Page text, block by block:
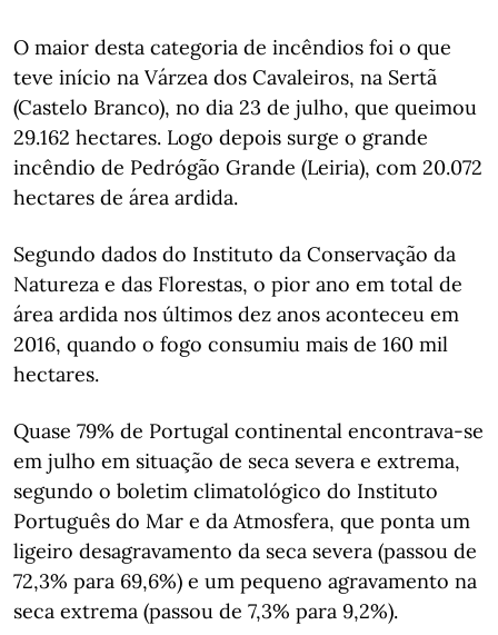
O maior desta categoria de incêndios foi o que
teve início na Várzea dos Cavaleiros, na Sertã
(Castelo Branco), no dia 23 de julho, que queimou
29.162 hectares. Logo depois surge o grande
incêndio de Pedrógão Grande (Leiria), com 20.072
hectares de área ardida.
Segundo dados do Instituto da Conservação da
Natureza e das Florestas, o pior ano em total de
área ardida nos últimos dez anos aconteceu em
2016, quando o fogo consumiu mais de 160 mil
hectares.
Quase 79% de Portugal continental encontrava-se
em julho em situação de seca severa e extrema,
segundo o boletim climatológico do Instituto
Português do Mar e da Atmosfera, que ponta um
ligeiro desagravamento da seca severa (passou de
72,3% para 69,6%) e um pequeno agravamento na
seca extrema (passou de 7,3% para 9,2%).